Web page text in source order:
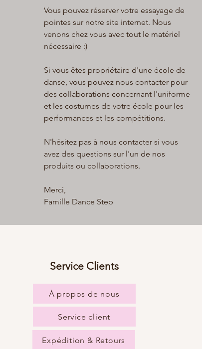
Vous pouvez réserver votre essayage de
pointes sur notre site internet. Nous
venons chez vous avec tout le matériel
nécessaire :)
Si vous êtes propriétaire d'une école de
danse, vous pouvez nous contacter pour
des collaborations concernant l'uniforme
et les costumes de votre école pour les
performances et les compétitions.
N'hésitez pas à nous contacter si vous
avez des questions sur l'un de nos
produits ou collaborations.
Merci,
Famille Dance Step
Service Clients
À propos de nous
Service client
Expédition & Retours